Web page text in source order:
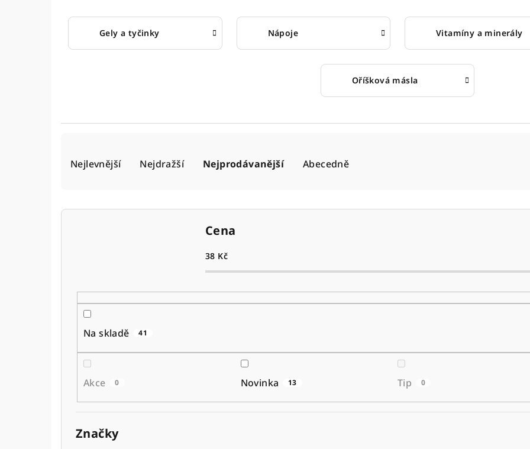
Gely a tyčinky Nápoje Vitamíny a minerály
Oříšková másla
a
e
Nejlevnější Nejdražší Nejprodávanější Abecedně
Cena
38 Kč
Na skladě 41
Akce 0 Novinka 13 Tip 0
Značky